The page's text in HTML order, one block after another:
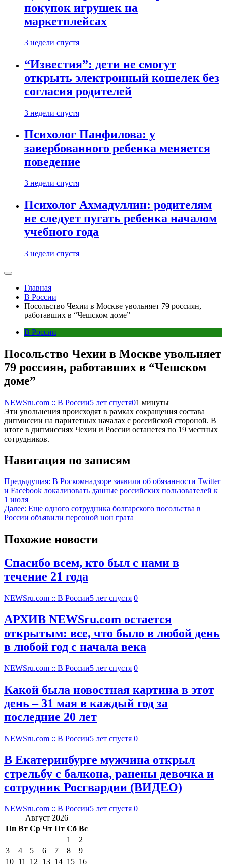
покупок игрушек на
маркетплейсах
3 недели спустя
“Известия”: дети не смогут
открыть электронный кошелек без
согласия родителей
3 недели спустя
Психолог Панфилова: у
завербованного ребенка меняется
поведение
3 недели спустя
Психолог Ахмадуллин: родителям
не следует пугать ребенка началом
учебного года
3 недели спустя
Главная
В России
Посольство Чехии в Москве увольняет 79 россиян,
работавших в “Чешском доме”
В России
Посольство Чехии в Москве увольняет
79 россиян, работавших в “Чешском
доме”
NEWSru.com :: В России5 лет спустя01 минуты
Эти увольнения происходят в рамках сокращения состава
дипмиссии на паритетных началах с российской стороной. В
итоге в дипмиссиях Чехии и России останется по 19 местных
сотрудников.
Навигация по записям
Предыдущая: В Роскомнадзоре заявили об обязанности Twitter
и Facebook локализовать данные российских пользователей к
1 июля
Далее: Еще одного сотрудника болгарского посольства в
России объявили персоной нон грата
Похожие новости
Спасибо всем, кто был с нами в
течение 21 года
NEWSru.com :: В России5 лет спустя 0
АРХИВ NEWSru.com остается
открытым: все, что было в любой день
в любой год с начала века
NEWSru.com :: В России5 лет спустя 0
Какой была новостная картина в этот
день – 31 мая в каждый год за
последние 20 лет
NEWSru.com :: В России5 лет спустя 0
В Екатеринбурге мужчина открыл
стрельбу с балкона, ранены девочка и
сотрудник Росгвардии (ВИДЕО)
NEWSru.com :: В России5 лет спустя 0
Август 2026
Пн Вт Ср Чт Пт Сб Вс
1
2
3
4 5 6 7 8
9
10 11 12 13 14 15 16